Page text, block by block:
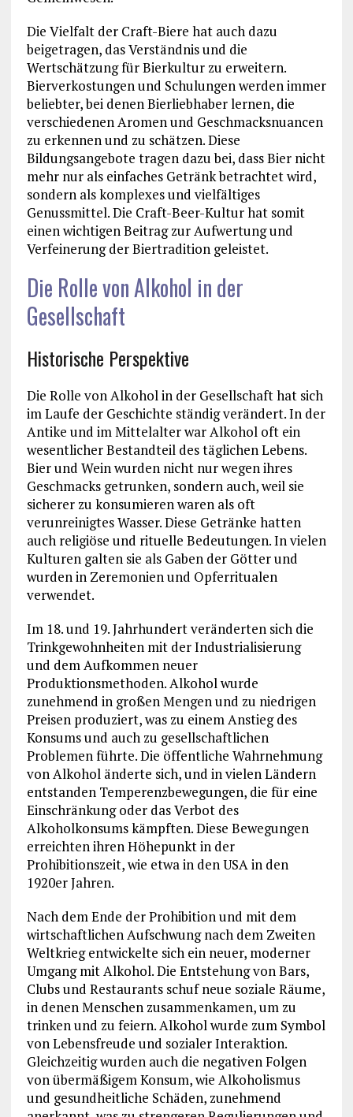
Die Vielfalt der Craft-Biere hat auch dazu
beigetragen, das Verständnis und die
Wertschätzung für Bierkultur zu erweitern.
Bierverkostungen und Schulungen werden immer
beliebter, bei denen Bierliebhaber lernen, die
verschiedenen Aromen und Geschmacksnuancen
zu erkennen und zu schätzen. Diese
Bildungsangebote tragen dazu bei, dass Bier nicht
mehr nur als einfaches Getränk betrachtet wird,
sondern als komplexes und vielfältiges
Genussmittel. Die Craft-Beer-Kultur hat somit
einen wichtigen Beitrag zur Aufwertung und
Verfeinerung der Biertradition geleistet.
Die Rolle von Alkohol in der
Gesellschaft
Historische Perspektive
Die Rolle von Alkohol in der Gesellschaft hat sich
im Laufe der Geschichte ständig verändert. In der
Antike und im Mittelalter war Alkohol oft ein
wesentlicher Bestandteil des täglichen Lebens.
Bier und Wein wurden nicht nur wegen ihres
Geschmacks getrunken, sondern auch, weil sie
sicherer zu konsumieren waren als oft
verunreinigtes Wasser. Diese Getränke hatten
auch religiöse und rituelle Bedeutungen. In vielen
Kulturen galten sie als Gaben der Götter und
wurden in Zeremonien und Opferritualen
verwendet.
Im 18. und 19. Jahrhundert veränderten sich die
Trinkgewohnheiten mit der Industrialisierung
und dem Aufkommen neuer
Produktionsmethoden. Alkohol wurde
zunehmend in großen Mengen und zu niedrigen
Preisen produziert, was zu einem Anstieg des
Konsums und auch zu gesellschaftlichen
Problemen führte. Die öffentliche Wahrnehmung
von Alkohol änderte sich, und in vielen Ländern
entstanden Temperenzbewegungen, die für eine
Einschränkung oder das Verbot des
Alkoholkonsums kämpften. Diese Bewegungen
erreichten ihren Höhepunkt in der
Prohibitionszeit, wie etwa in den USA in den
1920er Jahren.
Nach dem Ende der Prohibition und mit dem
wirtschaftlichen Aufschwung nach dem Zweiten
Weltkrieg entwickelte sich ein neuer, moderner
Umgang mit Alkohol. Die Entstehung von Bars,
Clubs und Restaurants schuf neue soziale Räume,
in denen Menschen zusammenkamen, um zu
trinken und zu feiern. Alkohol wurde zum Symbol
von Lebensfreude und sozialer Interaktion.
Gleichzeitig wurden auch die negativen Folgen
von übermäßigem Konsum, wie Alkoholismus
und gesundheitliche Schäden, zunehmend